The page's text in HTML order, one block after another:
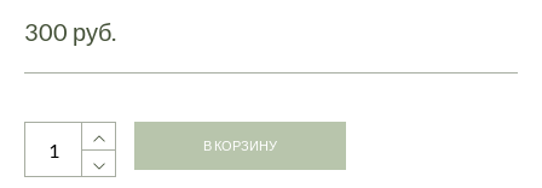
300 руб.
В КОРЗИНУ